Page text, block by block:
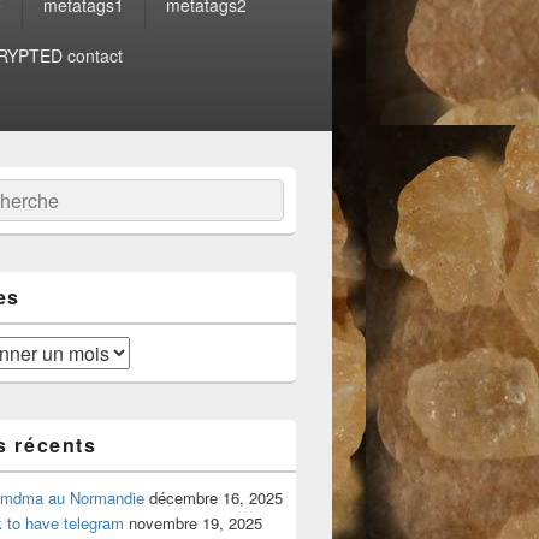
contact
récents
au Normandie décembre 16, 2025
to have telegram novembre 19, 2025